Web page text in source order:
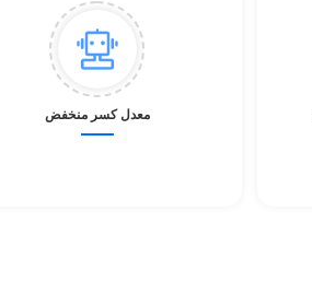
معدل كسر منخفض